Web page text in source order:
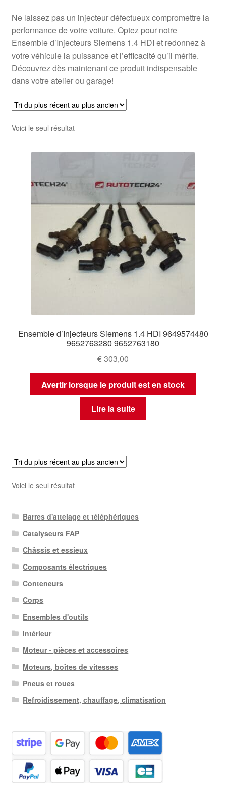
Termes et conditions
Ne laissez pas un injecteur défectueux compromettre la
performance de votre voiture. Optez pour notre
Ensemble d’Injecteurs Siemens 1.4 HDI et redonnez à
votre véhicule la puissance et l’efficacité qu’il mérite.
Découvrez dès maintenant ce produit indispensable
dans votre atelier ou garage!
Voici le seul résultat
Ensemble d’Injecteurs Siemens 1.4 HDI 9649574480
9652763280 9652763180
€303,00
Avertir lorsque le produit est en stock
Lire la suite
Voici le seul résultat
Barres d'attelage et téléphériques
Catalyseurs FAP
Châssis et essieux
Composants électriques
Conteneurs
Corps
Ensembles d'outils
Intérieur
Moteur - pièces et accessoires
Moteurs, boîtes de vitesses
Pneus et roues
Refroidissement, chauffage, climatisation